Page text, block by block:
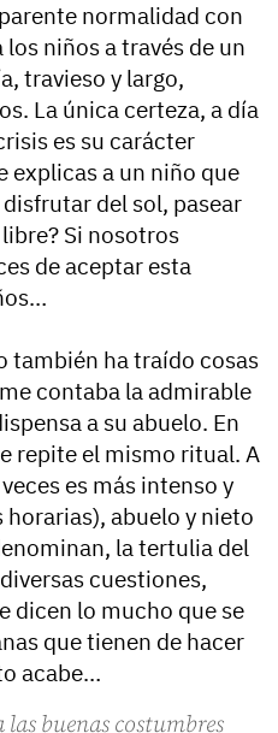
normalidad con
niños a través de un
travieso y largo,
La única certeza, a día
es su carácter
explicas a un niño que
del sol, pasear
Si nosotros
de aceptar esta
también ha traído cosas
contaba la admirable
a su abuelo. En
repite el mismo ritual. A
es más intenso y
abuelo y nieto
la tertulia del
cuestiones,
dicen lo mucho que se
que tienen de hacer
acabe…
las buenas costumbres